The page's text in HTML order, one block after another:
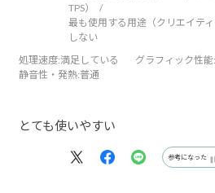
TPS）
最も使用する用途（クリエイテ
しない
処理速度:満足している グラフィック性能
静音性・発熱:普通
とても使いやすい
参考になった